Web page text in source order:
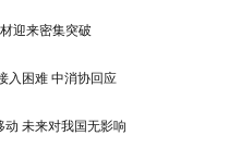
迎来密集突破
入困难 中消协回应
动 未来对我国无影响